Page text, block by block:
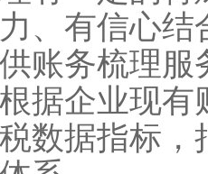
、有信心
账务梳理
据企业现
数据指标